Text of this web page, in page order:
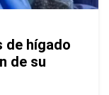
de hígado
de su